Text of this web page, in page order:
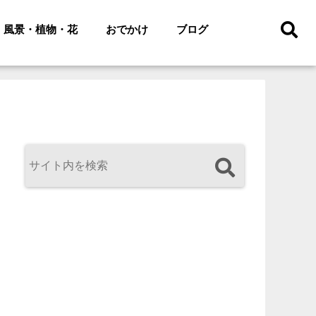
風景・植物・花 おでかけ ブログ